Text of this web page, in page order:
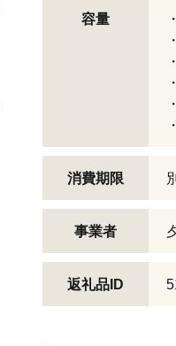
容量
消費期限
事業者
返礼品ID